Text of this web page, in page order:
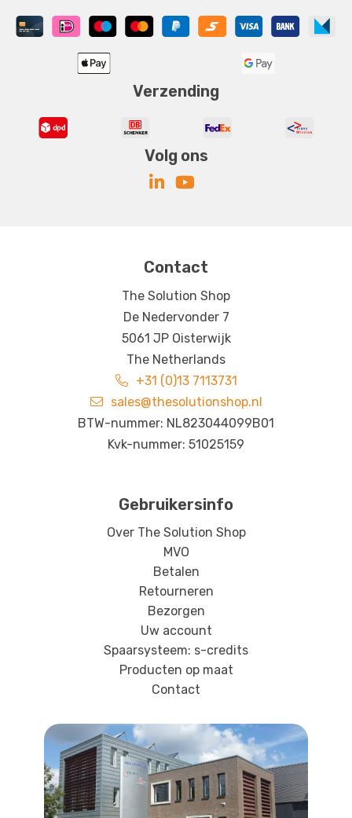
Verzending
Volg ons
Contact
The Solution Shop
De Nedervonder 7
5061 JP Oisterwijk
The Netherlands
+31 (0)13 7113731
sales@thesolutionshop.nl
BTW-nummer: NL823044099B01
Kvk-nummer: 51025159
Gebruikersinfo
Over The Solution Shop
MVO
Betalen
Retourneren
Bezorgen
Uw account
Spaarsysteem: s-credits
Producten op maat
Contact